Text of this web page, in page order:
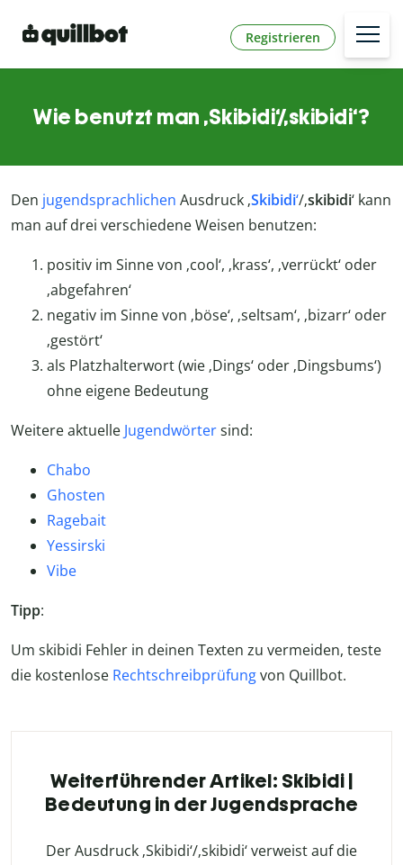
Registrieren
Wie benutzt man ‚Skibidi‘/‚skibidi‘?
Den jugendsprachlichen Ausdruck ‚Skibidi‘/‚skibidi‘ kann
man auf drei verschiedene Weisen benutzen:
positiv im Sinne von ‚cool‘, ‚krass‘, ‚verrückt‘ oder
‚abgefahren‘
negativ im Sinne von ‚böse‘, ‚seltsam‘, ‚bizarr‘ oder
‚gestört‘
als Platzhalterwort (wie ‚Dings‘ oder ‚Dingsbums‘)
ohne eigene Bedeutung
Weitere aktuelle Jugendwörtersind:
Chabo
Ghosten
Ragebait
Yessirski
Vibe
Tipp:
Um skibidi Fehler in deinen Texten zu vermeiden, teste
die kostenlose Rechtschreibprüfungvon Quillbot.
Weiterführender Artikel: Skibidi |
Bedeutung in der Jugendsprache
Der Ausdruck ‚Skibidi‘/‚skibidi‘ verweist auf die